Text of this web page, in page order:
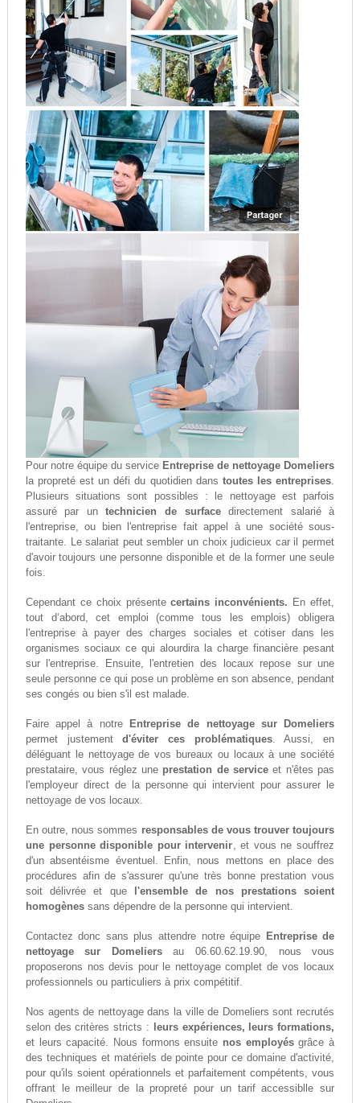
Pour notre équipe du service Entreprise de nettoyage Domeliers
la propreté est un défi du quotidien dans toutes les entreprises.
Plusieurs situations sont possibles : le nettoyage est parfois
assuré par untechnicien de surfacedirectement salarié à
l'entreprise, ou bien l'entreprise fait appel à une société sous-
traitante. Le salariat peut sembler un choix judicieux car il permet
d'avoir toujours une personne disponible et de la former une seule
fois.
Cependant ce choix présentecertains inconvénients. En effet,
tout d‘abord, cet emploi (comme tous les emplois) obligera
l'entreprise à payer des charges sociales et cotiser dans les
organismes sociaux ce qui alourdira la charge financière pesant
sur l'entreprise. Ensuite, l'entretien des locaux repose sur une
seule personne ce qui pose un problème en son absence, pendant
ses congés ou bien s'il est malade.
Faire appel à notre
Entreprise de nettoyage sur Domeliers
permet justementd'éviter ces problématiques. Aussi, en
déléguant le nettoyage de vos bureaux ou locaux à une société
prestataire, vous réglez une prestation de service et n'êtes pas
l'employeur direct de la personne qui intervient pour assurer le
nettoyage de vos locaux.
En outre, nous sommes responsables de vous trouver toujours
une personne disponible pour intervenir, et vous ne souffrez
d'un absentéisme éventuel. Enfin, nous mettons en place des
procédures afin de s'assurer qu'une très bonne prestation vous
soit délivrée et que
l'ensemble de nos prestations soient
homogènessans dépendre de la personne qui intervient.
Contactez donc sans plus attendre notre équipe Entreprise de
nettoyage sur Domeliersau 06.60.62.19.90, nous vous
proposerons nos devis pour le nettoyage complet de vos locaux
professionnels ou particuliers à prix compétitif.
Nos agents de nettoyage dans la ville de Domeliers sont recrutés
selon des critères stricts :
leurs expériences, leurs formations,
et leurs capacité. Nous formons ensuite nos employésgrâce à
des techniques et matériels de pointe pour ce domaine d'activité,
pour qu'ils soient opérationnels et parfaitement compétents, vous
offrant le meilleur de la propreté pour un tarif accessiblle sur